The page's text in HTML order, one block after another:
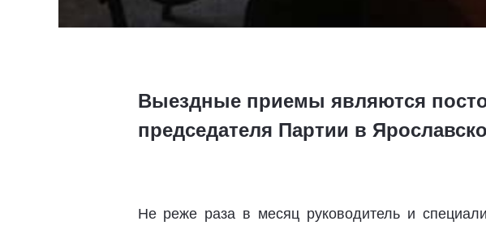
Выездные приемы являются
председателя Партии в
Не реже раза в месяц руководитель и